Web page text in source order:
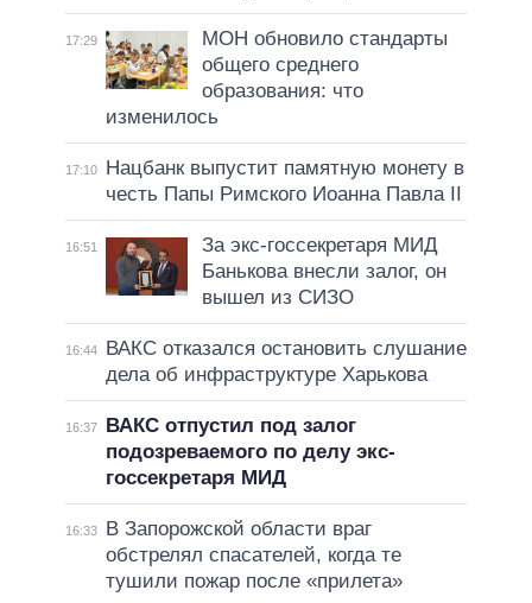
17:29
МОН обновило стандарты
общего среднего
образования: что
изменилось
17:10
Нацбанк выпустит памятную монету в
честь Папы Римского Иоанна Павла II
16:51
За экс-госсекретаря МИД
Банькова внесли залог, он
вышел из СИЗО
16:44
ВАКС отказался остановить слушание
дела об инфраструктуре Харькова
16:37
ВАКС отпустил под залог
подозреваемого по делу экс-
госсекретаря МИД
16:33
В Запорожской области враг
обстрелял спасателей, когда те
тушили пожар после «прилета»